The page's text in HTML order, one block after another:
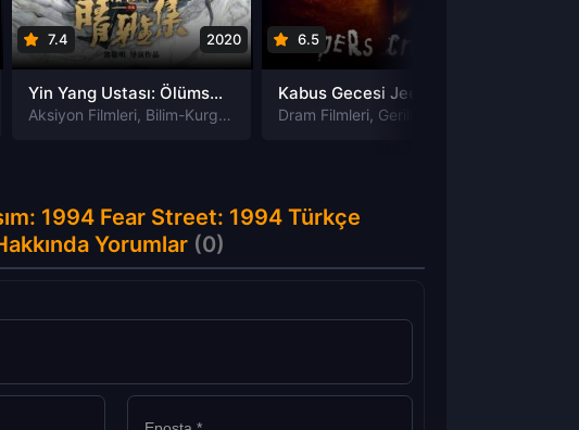
Filmleri
7.4 2020
Yin Yang Ustası: Ölümsüzlük Rüyası izle
Aksiyon Filmleri, Bilim-Kurgu Filmleri ,Dram Filmleri,Fantastik Filmleri
6.5
Dram Filmleri, Gerilim Filmleri
1994 Fear Street: 1994 Türkçe
Yorumlar (0)